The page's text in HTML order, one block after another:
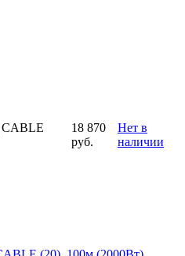
18 870
руб.
Нет в
наличии